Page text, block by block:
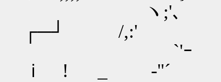
ヽ;'､ | |｀;
┌─┘ /,:'
`'ｰ | |:::ｌ
ｉ ! _ ‐''´